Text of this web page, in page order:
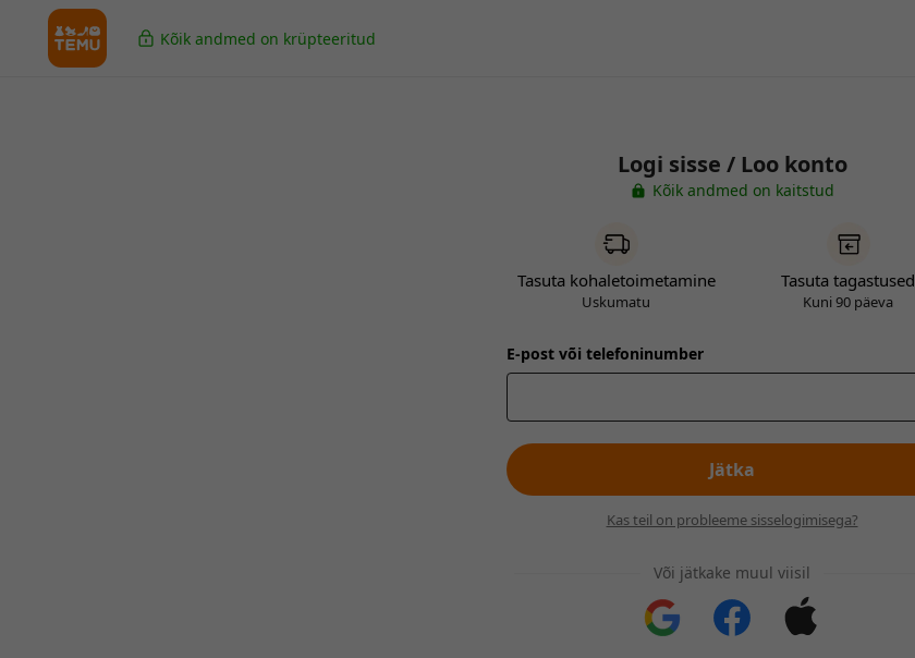
Kõik andmed on krüpteeritud
Logi sisse / Loo konto
Kõik andmed on kaitstud
Tasuta kohaletoimetamine
Uskumatu
Tasuta tagastused
Kuni 90 päeva
E-post või telefoninumber
Jätka
Kas teil on probleeme sisselogimisega?
Või jätkake muul viisil